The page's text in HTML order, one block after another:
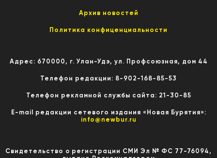
Архив новостей
Политика конфиценциальности
Адрес: 670000, г. Улан-Удэ, ул. Профсоюзная, дом 44
Телефон редакции: 8-902-168-85-53
Телефон рекламной службы сайта: 21-30-85
E-mail редакции сетевого издания «Новая Бурятия»:
info@newbur.ru
Свидетельство о регистрации СМИ Эл № ФС 77-76094,